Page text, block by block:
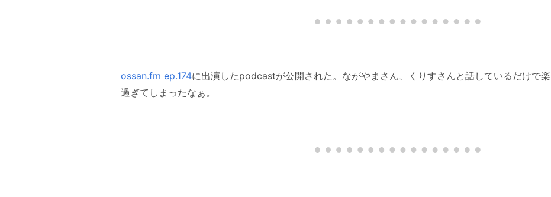
ossan.fm ep.174に出演したpodcastが公開された。ながやまさん、くりすさんと話しているだけで
過ぎてしまったなぁ。